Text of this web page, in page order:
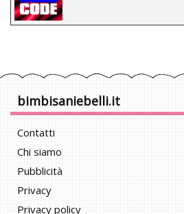
bimbisaniebelli.it
Contatti
Chi siamo
Pubblicità
Privacy
Privacy policy